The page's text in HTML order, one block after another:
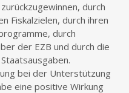
durch
Fiskalzielen, durch ihren
durch
der EZB und durch die
bei der Unterstützung
eine positive Wirkung